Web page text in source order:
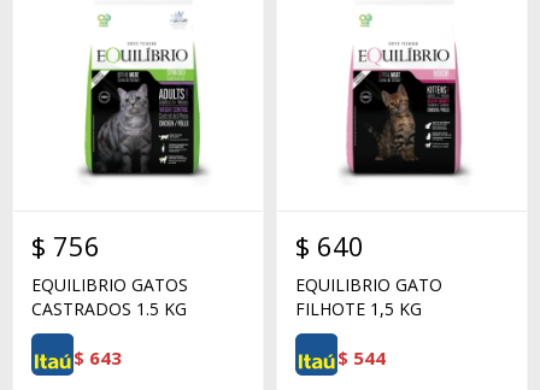
$ 756
EQUILIBRIO GATOS
CASTRADOS 1.5 KG
$ 643
$ 640
EQUILIBRIO GATO
FILHOTE 1,5 KG
$ 544